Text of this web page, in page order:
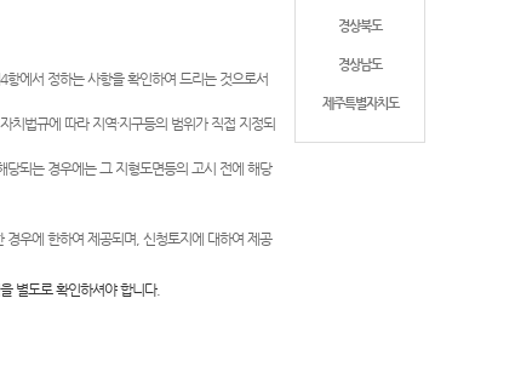
경상북도
경상남도
제주특별자치도
항에서 정하는 사항을 확인하여 드리는 것으로서
치법규에 따라 지역·지구등의 범위가 직접 지정되
당되는 경우에는 그 지형도면등의 고시 전에 해당
우에 한하여 제공되며, 신청토지에 대하여 제공
별도로 확인하셔야 합니다.